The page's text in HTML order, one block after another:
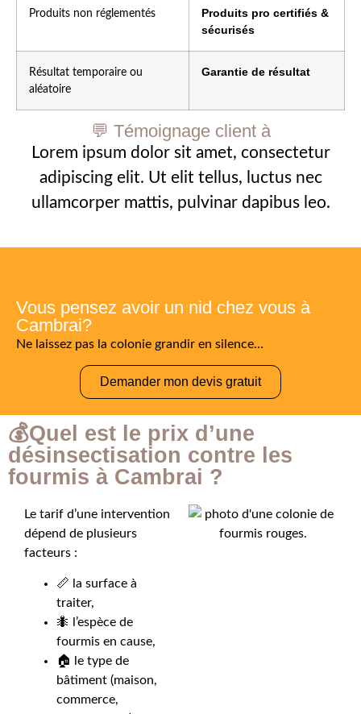
Produits non réglementés
Produits pro certifiés &
sécurisés
Résultat temporaire ou
aléatoire
Garantie de résultat
💬 Témoignage client à
Lorem ipsum dolor sit amet, consectetur
adipiscing elit. Ut elit tellus, luctus nec
ullamcorper mattis, pulvinar dapibus leo.
Vous pensez avoir un nid chez vous à
Cambrai?
Ne laissez pas la colonie grandir en silence…
Demander mon devis gratuit
💰Quel est le prix d’une
désinsectisation contre les
fourmis à Cambrai ?
Le tarif d’une intervention
dépend de plusieurs
facteurs :
📏 la surface à
traiter,
🐜 l’espèce de
fourmis en cause,
🏠 le type de
bâtiment (maison,
commerce,